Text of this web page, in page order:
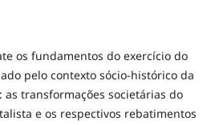
os fundamentos do exercício do
pelo contexto sócio-histórico da
transformações societárias do
e os respectivos rebatimentos